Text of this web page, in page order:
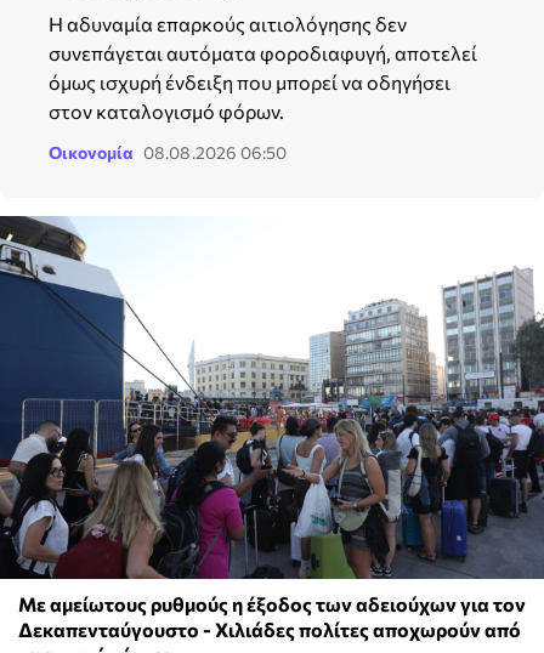
Η αδυναμία επαρκούς αιτιολόγησης δεν
συνεπάγεται αυτόματα φοροδιαφυγή, αποτελεί
όμως ισχυρή ένδειξη που μπορεί να οδηγήσει
στον καταλογισμό φόρων.
Οικονομία 08.08.2026 06:50
Με αμείωτους ρυθμούς η έξοδος των αδειούχων για τον
Δεκαπενταύγουστο - Χιλιάδες πολίτες αποχωρούν από